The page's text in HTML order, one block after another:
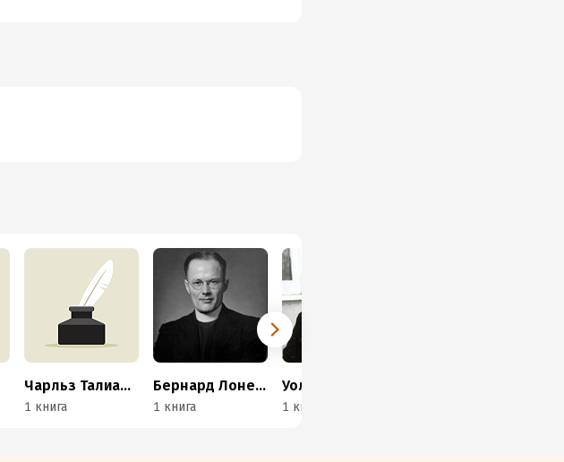
Чарльз Талиаферро
1 книга
Бернард Лонерган
1 книга 1 книга